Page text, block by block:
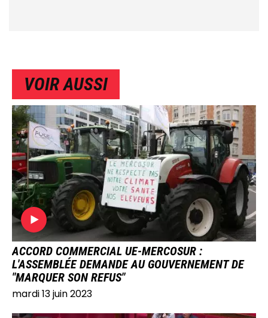
VOIR AUSSI
IMAGE
ACCORD COMMERCIAL UE-MERCOSUR :
L'ASSEMBLÉE DEMANDE AU GOUVERNEMENT DE
"MARQUER SON REFUS"
mardi 13 juin 2023